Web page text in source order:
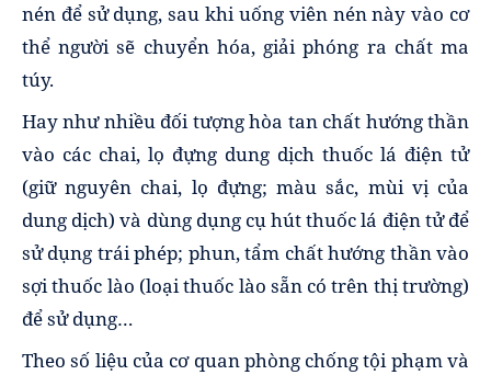
nén để sử dụng, sau khi uống viên nén này vào cơ
thể người sẽ chuyển hóa, giải phóng ra chất ma
túy.
Hay như nhiều đối tượng hòa tan chất hướng thần
vào các chai, lọ đựng dung dịch thuốc lá điện tử
(giữ nguyên chai, lọ đựng; màu sắc, mùi vị của
dung dịch) và dùng dụng cụ hút thuốc lá điện tử để
sử dụng trái phép; phun, tẩm chất hướng thần vào
sợi thuốc lào (loại thuốc lào sẵn có trên thị trường)
để sử dụng…
Theo số liệu của cơ quan phòng chống tội phạm và